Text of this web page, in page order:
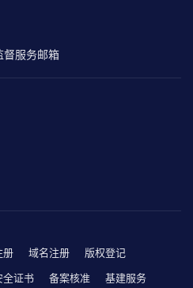
督服务邮箱
册 域名注册 版权登记
全证书 备案核准 基建服务